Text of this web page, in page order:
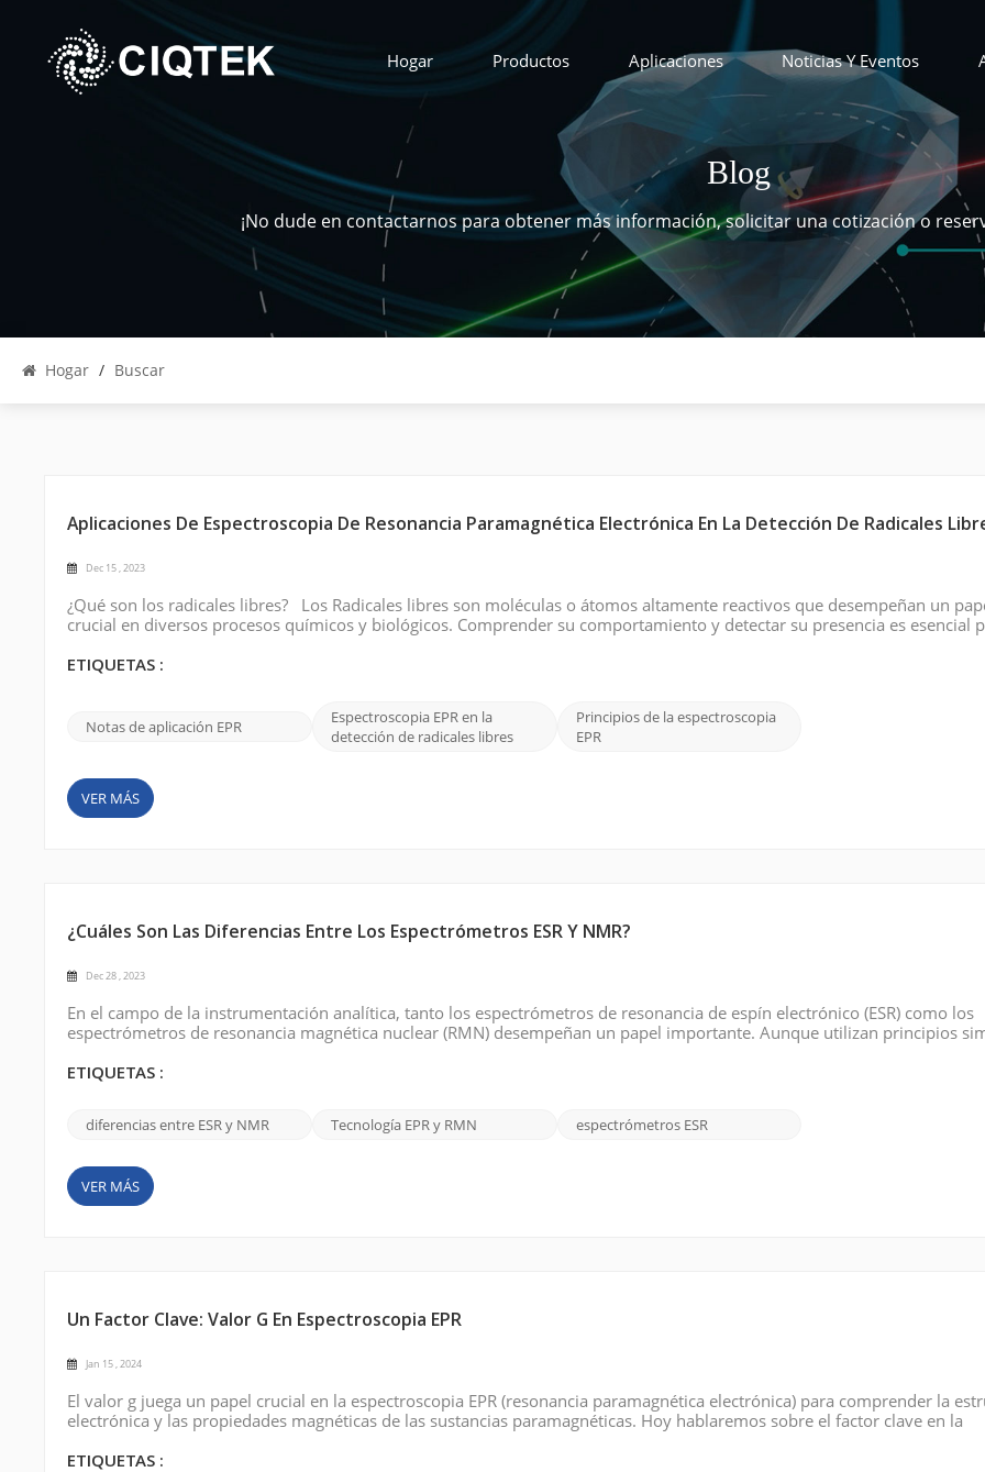
Hogar Productos Aplicaciones Noticias Y Eventos
Blog
¡No dude en contactarnos para obtener más información, solicitar una cotización o
Hogar / Buscar
Aplicaciones De Espectroscopia De Resonancia Paramagnética Electrónica En La Detección De Radicales
Dec 15 , 2023
¿Qué son los radicales libres? Los Radicales libres son moléculas o átomos altamente reactivos que desempeñan un
crucial en diversos procesos químicos y biológicos. Comprender su comportamiento y detectar su presencia es esencial
Imagen a través de Internet Prin...
ETIQUETAS :
Notas de aplicación EPR
Espectroscopia EPR en la
detección de radicales libres
Principios de la espectroscopia
EPR
VER MÁS
¿Cuáles Son Las Diferencias Entre Los Espectrómetros ESR Y NMR?
Dec 28 , 2023
En el campo de la instrumentación analítica, tanto los espectrómetros de resonancia de espín electrónico (ESR) como los
espectrómetros de resonancia magnética nuclear (RMN) desempeñan un papel importante. Aunque utilizan principios
electrónico (ESR) se emplean para e...
ETIQUETAS :
diferencias entre ESR y NMR Tecnología EPR y RMN espectrómetros ESR
VER MÁS
Un Factor Clave: Valor G En Espectroscopia EPR
Jan 15 , 2024
El valor g juega un papel crucial en la espectroscopia EPR (resonancia paramagnética electrónica) para comprender la
electrónica y las propiedades magnéticas de las sustancias paramagnéticas. Hoy hablaremos sobre el factor clave en la
proporcionalidad entre el campo magné...
ETIQUETAS :